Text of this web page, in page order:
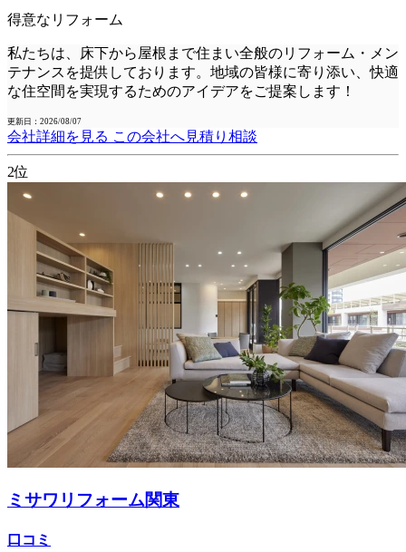
得意なリフォーム
私たちは、床下から屋根まで住まい全般のリフォーム・メン
テナンスを提供しております。地域の皆様に寄り添い、快適
な住空間を実現するためのアイデアをご提案します！
更新日：2026/08/07
会社詳細を見る この会社へ見積り相談
2位
ミサワリフォーム関東
口コミ